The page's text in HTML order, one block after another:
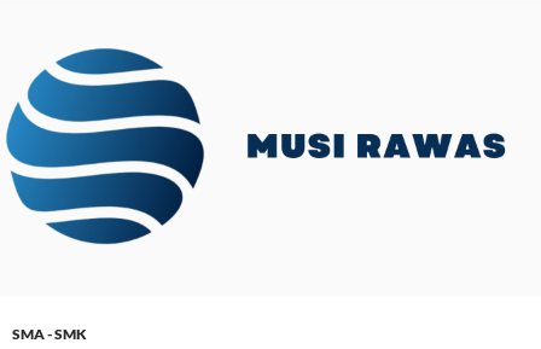
SMA - SMK